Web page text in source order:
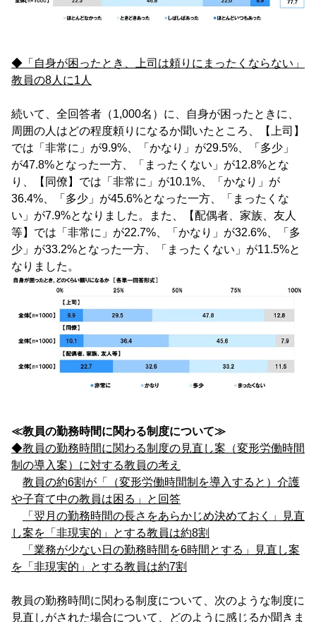
◆「自身が困ったとき、上司は頼りにまったくならない」
教員の8人に1人
続いて、全回答者（1,000名）に、自身が困ったときに、
周囲の人はどの程度頼りになるか聞いたところ、【上司】
では「非常に」が9.9%、「かなり」が29.5%、「多少」
が47.8%となった一方、「まったくない」が12.8%とな
り、【同僚】では「非常に」が10.1%、「かなり」が
36.4%、「多少」が45.6%となった一方、「まったくな
い」が7.9%となりました。また、【配偶者、家族、友人
等】では「非常に」が22.7%、「かなり」が32.6%、「多
少」が33.2%となった一方、「まったくない」が11.5%と
なりました。
≪教員の勤務時間に関わる制度について≫
◆教員の勤務時間に関わる制度の見直し案（変形労働時間
制の導入案）に対する教員の考え
教員の約6割が「（変形労働時間制を導入すると）介護
や子育て中の教員は困る」と回答
「翌月の勤務時間の長さをあらかじめ決めておく」見直
し案を「非現実的」とする教員は約8割
「業務が少ない日の勤務時間を6時間とする」見直し案
を「非現実的」とする教員は約7割
教員の勤務時間に関わる制度について、次のような制度に
見直しがされた場合について、どのように感じるか聞きま